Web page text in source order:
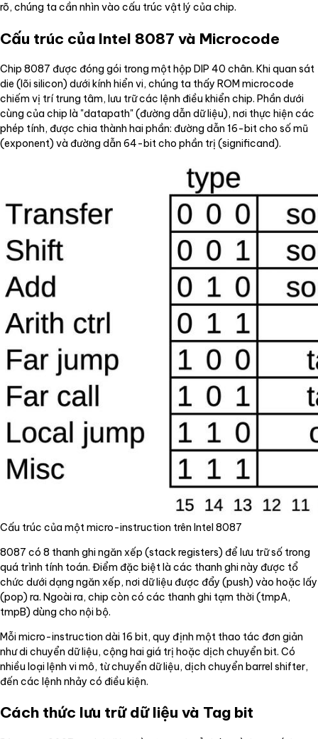
rõ, chúng ta cần nhìn vào cấu trúc vật lý của chip.
Cấu trúc của Intel 8087 và Microcode
Chip 8087 được đóng gói trong một hộp DIP 40 chân. Khi quan sát
die (lõi silicon) dưới kính hiển vi, chúng ta thấy ROM microcode
chiếm vị trí trung tâm, lưu trữ các lệnh điều khiển chip. Phần dưới
cùng của chip là "datapath" (đường dẫn dữ liệu), nơi thực hiện các
phép tính, được chia thành hai phần: đường dẫn 16-bit cho số mũ
(exponent) và đường dẫn 64-bit cho phần trị (significand).
Cấu trúc của một micro-instruction trên Intel 8087
8087 có 8 thanh ghi ngăn xếp (stack registers) để lưu trữ số trong
quá trình tính toán. Điểm đặc biệt là các thanh ghi này được tổ
chức dưới dạng ngăn xếp, nơi dữ liệu được đẩy (push) vào hoặc lấy
(pop) ra. Ngoài ra, chip còn có các thanh ghi tạm thời (tmpA,
tmpB) dùng cho nội bộ.
Mỗi micro-instruction dài 16 bit, quy định một thao tác đơn giản
như di chuyển dữ liệu, cộng hai giá trị hoặc dịch chuyển bit. Có
nhiều loại lệnh vi mô, từ chuyển dữ liệu, dịch chuyển barrel shifter,
đến các lệnh nhảy có điều kiện.
Cách thức lưu trữ dữ liệu và Tag bit